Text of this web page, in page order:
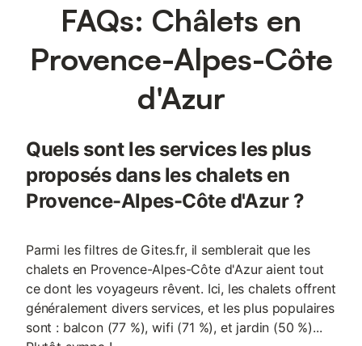
FAQs: Châlets en
Provence-Alpes-Côte
d'Azur
Quels sont les services les plus
proposés dans les chalets en
Provence-Alpes-Côte d'Azur ?
Parmi les filtres de Gites.fr, il semblerait que les
chalets en Provence-Alpes-Côte d'Azur aient tout
ce dont les voyageurs rêvent. Ici, les chalets offrent
généralement divers services, et les plus populaires
sont : balcon (77 %), wifi (71 %), et jardin (50 %)...